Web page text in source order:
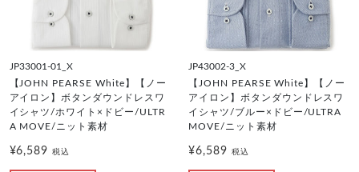
JP33001-01_X
【JOHN PEARSE White】【ノー
アイロン】ボタンダウンドレスワ
イシャツ/ホワイト×ドビー/ULTR
A MOVE/ニット素材
¥6,589税込
JP43002-3_X
【JOHN PEARSE White】【ノー
アイロン】ボタンダウンドレスワ
イシャツ/ブルー×ドビー/ULTRA
MOVE/ニット素材
¥6,589 税込